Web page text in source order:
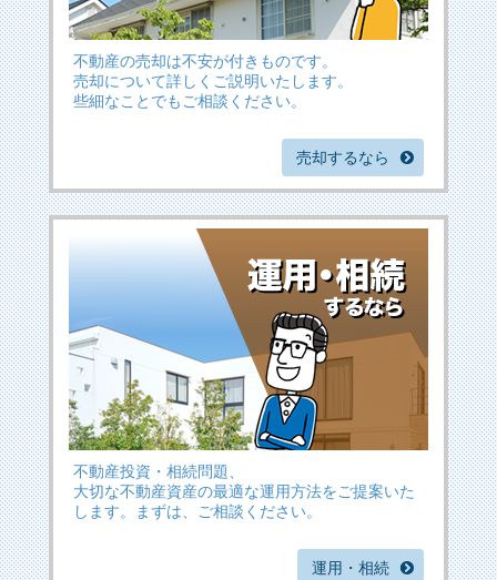
不動産の売却は不安が付きものです。
売却について詳しくご説明いたします。
些細なことでもご相談ください。
売却するなら
不動産投資・相続問題、
大切な不動産資産の最適な運用方法をご提案いた
します。まずは、ご相談ください。
運用・相続